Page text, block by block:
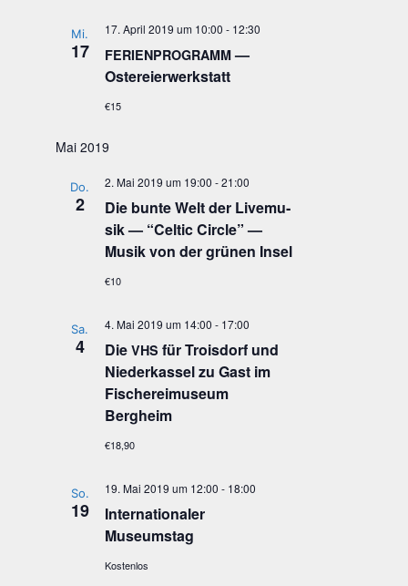
Mi.
17 FERIENPROGRAMM—
Ostereierwerkstatt
17. April 2019 um 10:00 - 12:30
€15
Mai 2019
Do.
2
Die bun­te Welt der Live­mu­
sik — “Cel­tic Cir­cle” —
Musik von der grü­nen Insel
2. Mai 2019 um 19:00 -21:00
€10
Sa.
4 Die VHS für Trois­dorf und
Nie­der­kas­sel zu Gast im
Fische­rei­mu­se­um
Bergheim
4. Mai 2019 um 14:00 - 17:00
€18,90
So.
19
Inter­na­tio­na­ler
Museumstag
19. Mai 2019 um 12:00 - 18:00
Kostenlos